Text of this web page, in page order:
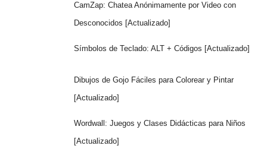
CamZap: Chatea Anónimamente por Video con
Desconocidos [Actualizado]
Símbolos de Teclado: ALT + Códigos [Actualizado]
Dibujos de Gojo Fáciles para Colorear y Pintar
[Actualizado]
Wordwall: Juegos y Clases Didácticas para Niños
[Actualizado]